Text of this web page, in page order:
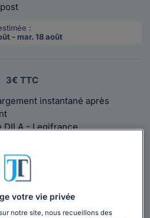
:
- mar. 18 août
3€ TTC
instantané après
DILA - Legifrance
Livraison sous 48h
votre vie privée
notre site, nous recueillons des